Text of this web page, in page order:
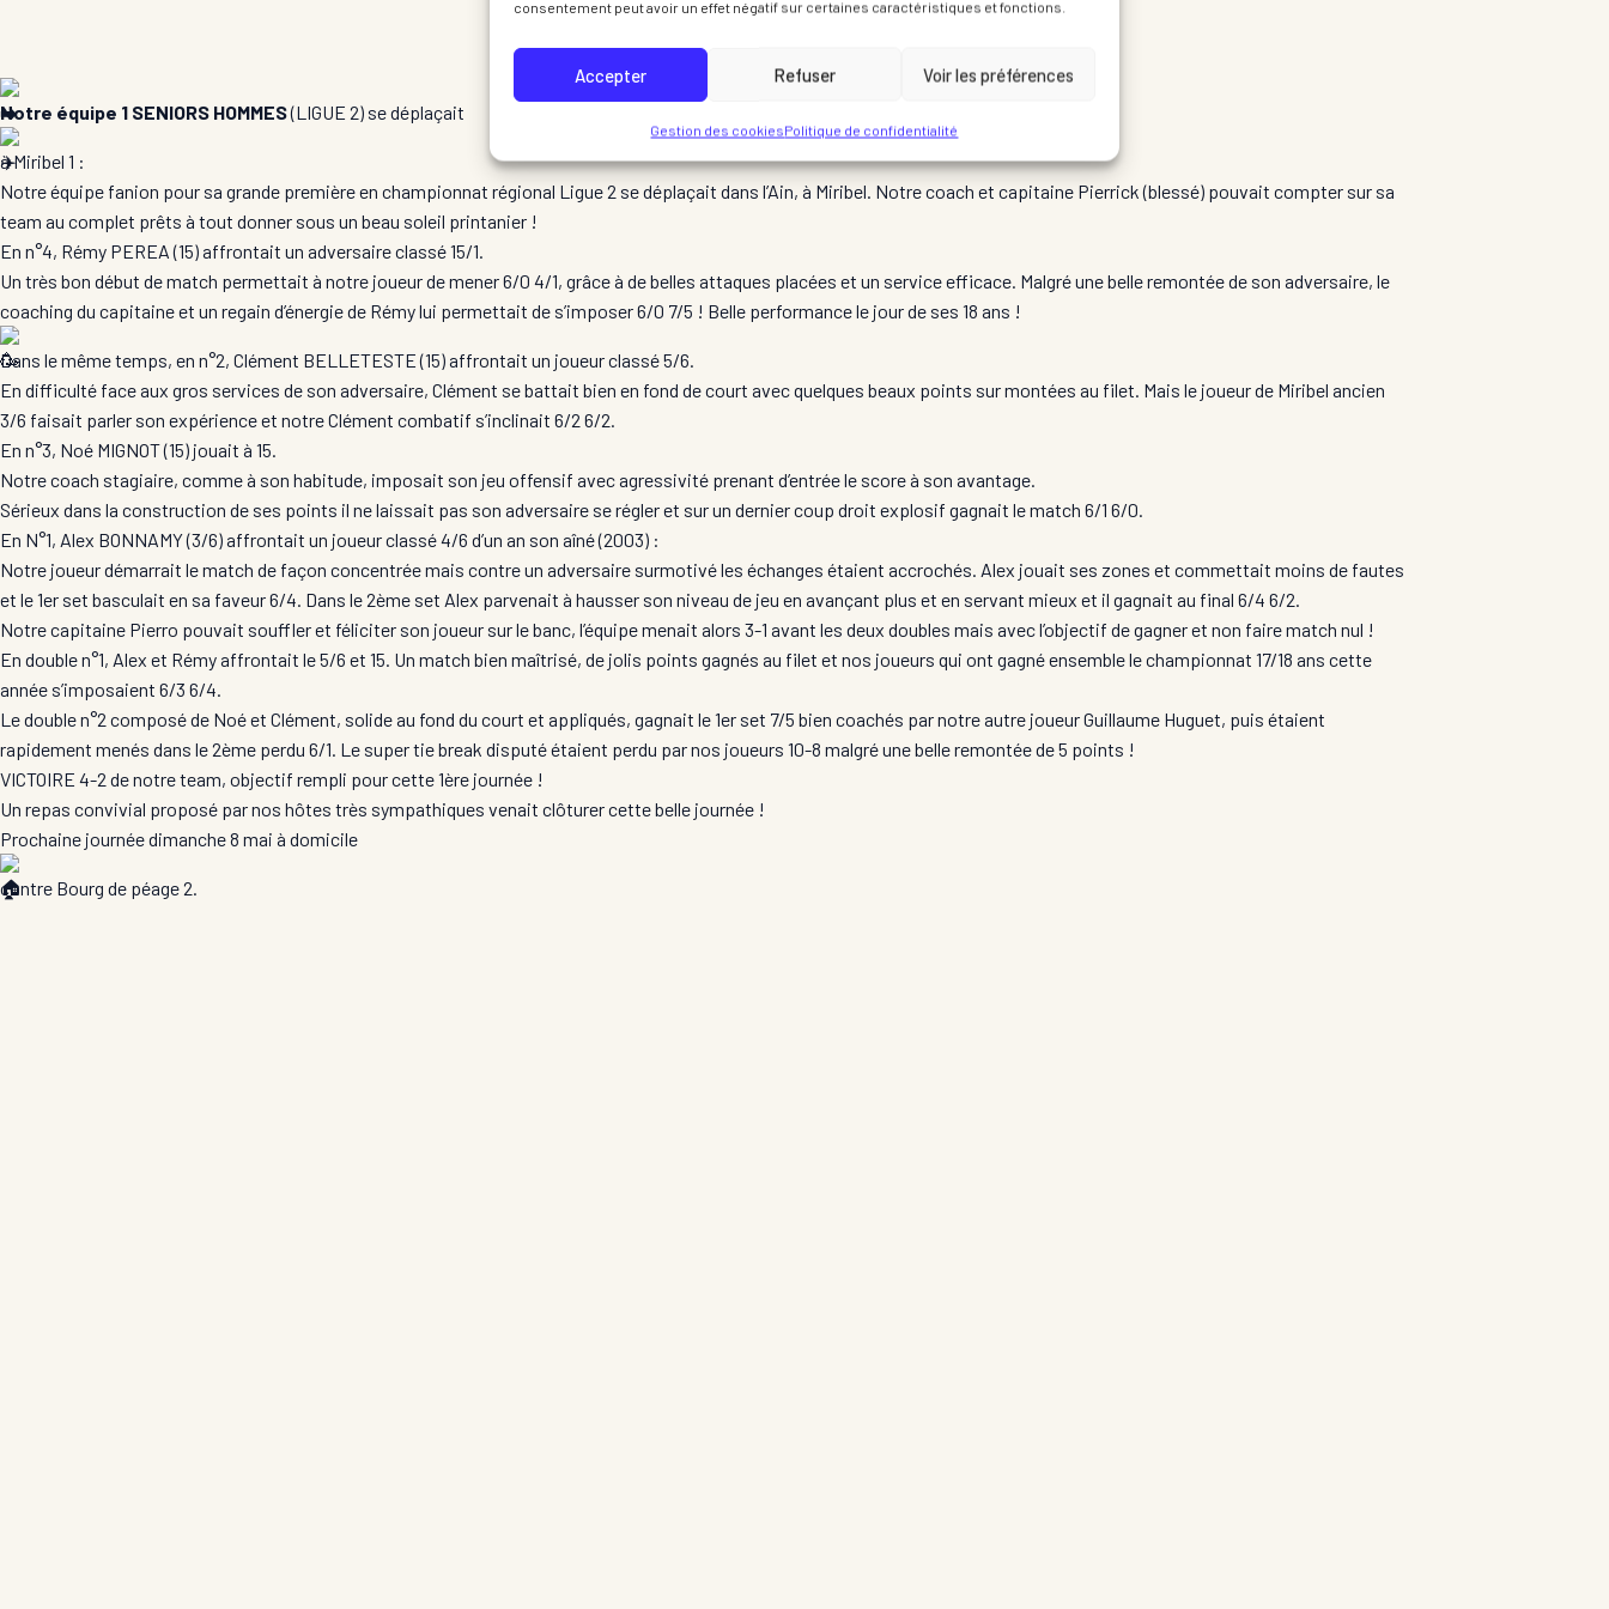
consentement peut avoir un effet négatif sur certaines caractéristiques et fonctions.
Accepter Refuser Voir les préférences
Gestion des cookiesPolitique de confidentialité
Notre équipe 1 SENIORS HOMMES(LIGUE 2) se déplaçait
à Miribel 1 :
Notre équipe fanion pour sa grande première en championnat régional Ligue 2 se déplaçait dans l’Ain, à Miribel. Notre coach et capitaine Pierrick (blessé) pouvait compter sur sa
team au complet prêts à tout donner sous un beau soleil printanier !
En n°4, Rémy PEREA (15) affrontait un adversaire classé 15/1.
Un très bon début de match permettait à notre joueur de mener 6/0 4/1, grâce à de belles attaques placées et un service efficace. Malgré une belle remontée de son adversaire, le
coaching du capitaine et un regain d’énergie de Rémy lui permettait de s’imposer 6/0 7/5 ! Belle performance le jour de ses 18 ans !
Dans le même temps, en n°2, Clément BELLETESTE (15) affrontait un joueur classé 5/6.
En difficulté face aux gros services de son adversaire, Clément se battait bien en fond de court avec quelques beaux points sur montées au filet. Mais le joueur de Miribel ancien
3/6 faisait parler son expérience et notre Clément combatif s’inclinait 6/2 6/2.
En n°3, Noé MIGNOT (15) jouait à 15.
Notre coach stagiaire, comme à son habitude, imposait son jeu offensif avec agressivité prenant d’entrée le score à son avantage.
Sérieux dans la construction de ses points il ne laissait pas son adversaire se régler et sur un dernier coup droit explosif gagnait le match 6/1 6/0.
En N°1, Alex BONNAMY (3/6) affrontait un joueur classé 4/6 d’un an son aîné (2003) :
Notre joueur démarrait le match de façon concentrée mais contre un adversaire surmotivé les échanges étaient accrochés. Alex jouait ses zones et commettait moins de fautes
et le 1er set basculait en sa faveur 6/4. Dans le 2ème set Alex parvenait à hausser son niveau de jeu en avançant plus et en servant mieux et il gagnait au final 6/4 6/2.
Notre capitaine Pierro pouvait souffler et féliciter son joueur sur le banc, l’équipe menait alors 3-1 avant les deux doubles mais avec l’objectif de gagner et non faire match nul !
En double n°1, Alex et Rémy affrontait le 5/6 et 15. Un match bien maîtrisé, de jolis points gagnés au filet et nos joueurs qui ont gagné ensemble le championnat 17/18 ans cette
année s’imposaient 6/3 6/4.
Le double n°2 composé de Noé et Clément, solide au fond du court et appliqués, gagnait le 1er set 7/5 bien coachés par notre autre joueur Guillaume Huguet, puis étaient
rapidement menés dans le 2ème perdu 6/1. Le super tie break disputé étaient perdu par nos joueurs 10-8 malgré une belle remontée de 5 points !
VICTOIRE 4-2 de notre team, objectif rempli pour cette 1ère journée !
Un repas convivial proposé par nos hôtes très sympathiques venait clôturer cette belle journée !
Prochaine journée dimanche 8 mai à domicile
contre Bourg de péage 2.